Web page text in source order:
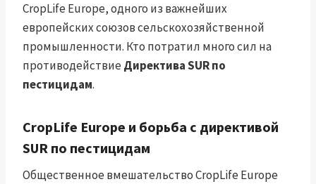
CropLife Europe, одного из важнейших
европейских союзов сельскохозяйственной
промышленности. Кто потратил много сил на
противодействие Директива SUR по
пестицидам.
CropLife Europe и борьба с директивой
SUR по пестицидам
Общественное вмешательство CropLife Europe